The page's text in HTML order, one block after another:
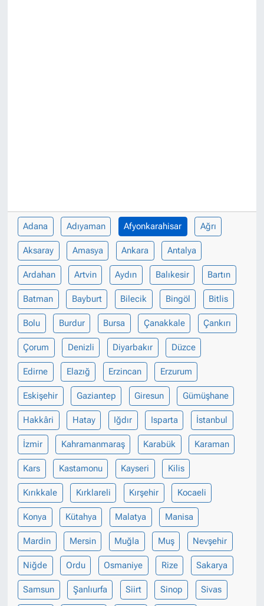
Adana Adıyaman Afyonkarahisar Ağrı
Aksaray Amasya Ankara Antalya
Ardahan Artvin Aydın Balıkesir Bartın
Batman Bayburt Bilecik Bingöl Bitlis
Bolu Burdur Bursa Çanakkale Çankırı
Çorum Denizli Diyarbakır Düzce
Edirne Elazığ Erzincan Erzurum
Eskişehir Gaziantep Giresun Gümüşhane
Hakkâri Hatay Iğdır Isparta İstanbul
İzmir Kahramanmaraş Karabük Karaman
Kars Kastamonu Kayseri Kilis
Kırıkkale Kırklareli Kırşehir Kocaeli
Konya Kütahya Malatya Manisa
Mardin Mersin Muğla Muş Nevşehir
Niğde Ordu Osmaniye Rize Sakarya
Samsun Şanlıurfa Siirt Sinop Sivas